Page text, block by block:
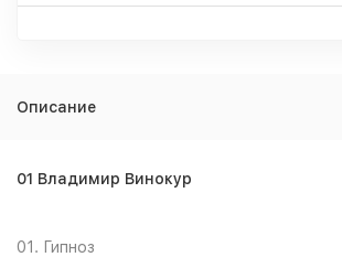
Описание
01 Владимир Винокур
01. Гипноз